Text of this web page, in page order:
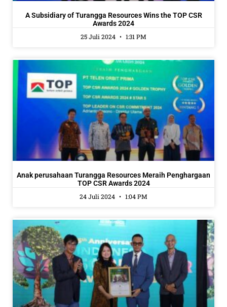
A Subsidiary of Turangga Resources Wins the TOP CSR
Awards 2024
25 Juli 2024
1:31 PM
Anak perusahaan Turangga Resources Meraih Penghargaan
TOP CSR Awards 2024
24 Juli 2024
1:04 PM